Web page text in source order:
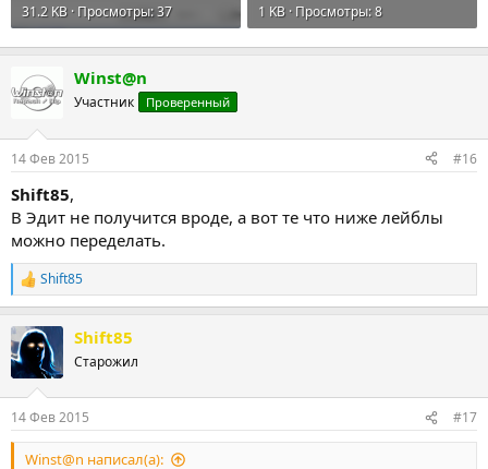
31.2 KB · Просмотры: 37
1 KB · Просмотры: 8
Winst@n
Участник Проверенный
14 Фев 2015 #16
Shift85,
В Эдит не получится вроде, а вот те что ниже лейблы
можно переделать.
Р
е
к
ц
и
Shift85
Shift85
Старожил
14 Фев 2015 #17
Winst@n написал(а):